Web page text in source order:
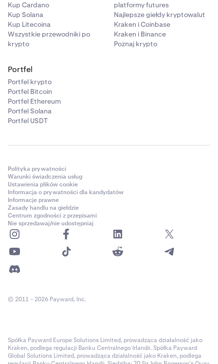
Kup Cardano
Kup Solana
Kup Litecoina
Wszystkie przewodniki po
krypto
platformy futures
Najlepsze giełdy kryptowalut
Kraken i Coinbase
Kraken i Binance
Poznaj krypto
Portfel
Portfel krypto
Portfel Bitcoin
Portfel Ethereum
Portfel Solana
Portfel USDT
Polityka prywatności
Warunki świadczenia usług
Ustawienia plików cookie
Informacja o prywatności dla kandydatów
Informacje prawne
Zasady handlu na giełdzie
Centrum zgodności z przepisami
Nie sprzedawaj/nie udostępniaj
© 2011 – 2026 Payward, Inc.
Spółka Payward Europe Solutions Limited, prowadząca działalność jako
Kraken, podlega regulacji Banku Centralnego Irlandii. Spółka Payward
Global Solutions Limited, prowadząca działalność jako Kraken, podlega